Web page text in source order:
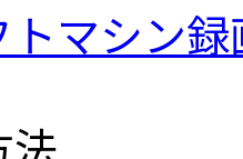
マシン
法